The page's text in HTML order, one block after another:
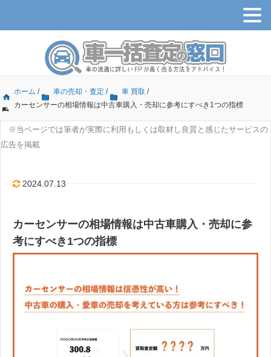
ホーム / 車の売却・査定 / 車 買取 /
カーセンサーの相場情報は中古車購入・売却に参考にすべき1つの指標
※当ページでは筆者が実際に利用もしくは取材し良質と感じたサービスの
広告を掲載
2024.07.13
カーセンサーの相場情報は中古車購入・売却に参
考にすべき1つの指標